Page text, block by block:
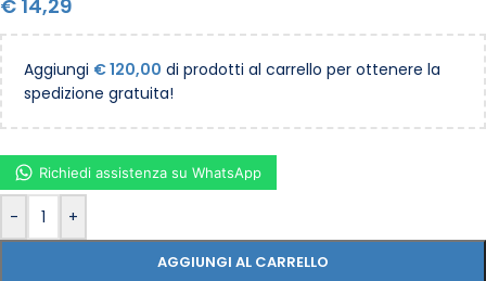
€ 14,29
Aggiungi €120,00 di prodotti al carrello per ottenere la
spedizione gratuita!
- +
AGGIUNGI AL CARRELLO
Richiedi assistenza su WhatsApp